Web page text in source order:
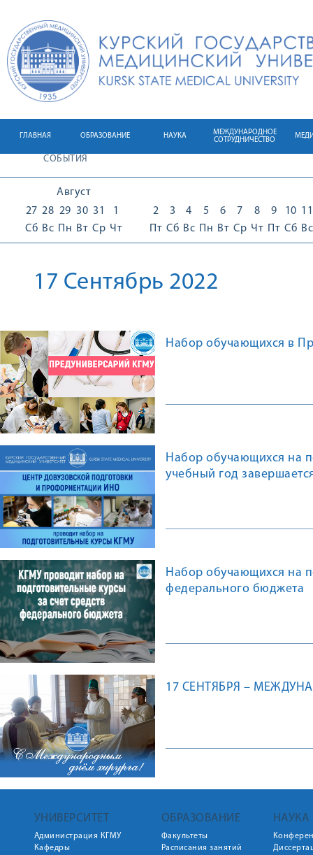
ГЛАВНАЯ ОБРАЗОВАНИЕ НАУКА
МЕЖДУНАРОДНОЕ
СОТРУДНИЧЕСТВО
СОБЫТИЯ
Август
27
Сб
28
Вс
29
Пн
30
Вт
31
Ср
1
Чт
2
Пт
3
Сб
4
Вс
5
Пн
6
Вт
7
Ср
8
Чт
9
Пт
10
Сб
11
Вс
17 Сентябрь 2022
Набор обучающихся в
Набор обучающихся на
учебный год
Набор обучающихся на
федерального бюджета
17 СЕНТЯБРЯ –
УНИВЕРСИТЕТ
Администрация КГМУ
Кафедры
ОБРАЗОВАНИЕ
Факультеты
Расписания занятий
НАУКА